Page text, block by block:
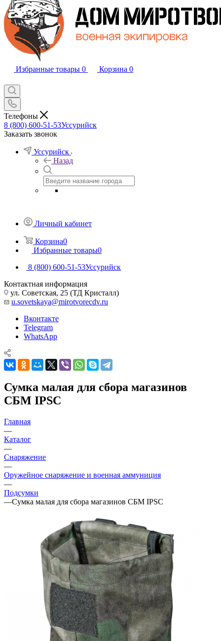
Избранные товары 0 Корзина 0
Телефоны
8 (800) 600-51-53Уссурийск
Заказать звонок
Уссурийск
Назад
Личный кабинет
Корзина0
Избранные товары0
8 (800) 600-51-53Уссурийск
Контактная информация
ул. Советская, 25 (ТД Кристалл)
u.sovetskaya@mirotvorecdv.ru
Вконтакте
Telegram
WhatsApp
Сумка малая для сбора магазинов
СБМ IPSC
Главная
—
Каталог
—
Снаряжение
—
Оружейное снаряжение и военная аммуниция
—
Подсумки
—Сумка малая для сбора магазинов СБМ IPSC